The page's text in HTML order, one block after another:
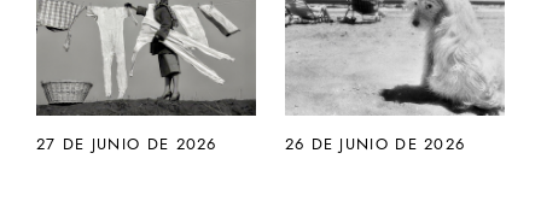
27 DE JUNIO DE 2026 26 DE JUNIO DE 2026